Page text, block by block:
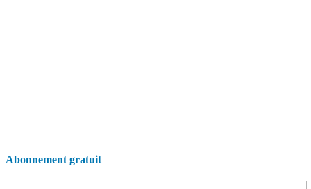
Abonnement gratuit